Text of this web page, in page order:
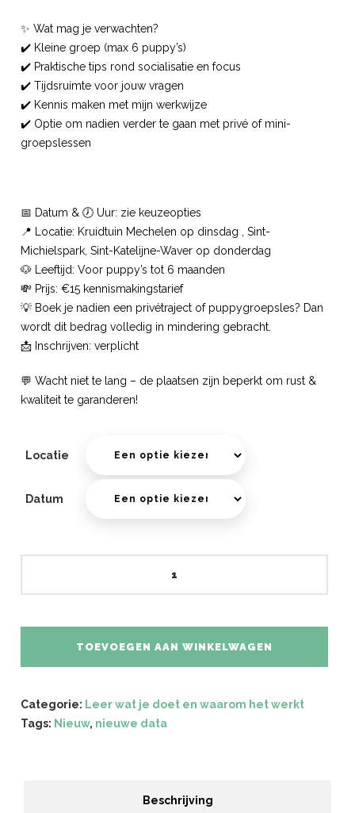
✨ Wat mag je verwachten?
✔️ Kleine groep (max 6 puppy’s)
✔️ Praktische tips rond socialisatie en focus
✔️ Tijdsruimte voor jouw vragen
✔️ Kennis maken met mijn werkwijze
✔️ Optie om nadien verder te gaan met privé of mini-
groepslessen
📅 Datum & 🕖 Uur: zie keuzeopties
📍 Locatie: Kruidtuin Mechelen op dinsdag , Sint-
Michielspark, Sint-Katelijne-Waver op donderdag
🐶 Leeftijd: Voor puppy’s tot 6 maanden
💸 Prijs: €15 kennismakingstarief
💡 Boek je nadien een privétraject of puppygroepsles? Dan
wordt dit bedrag volledig in mindering gebracht.
📩 Inschrijven: verplicht
💬 Wacht niet te lang – de plaatsen zijn beperkt om rust &
kwaliteit te garanderen!
Locatie
Datum
TOEVOEGEN AAN WINKELWAGEN
Categorie: Leer wat je doet en waarom het werkt
Tags: Nieuw, nieuwe data
Beschrijving